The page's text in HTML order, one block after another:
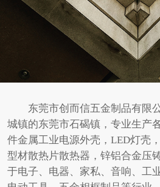
东莞市创而信五金制品有限
城镇的东莞市石碣镇，专业生产
件金属工业电源外壳，LED灯壳
型材散热片散热器，锌铝合金压
于电子、电器、家私、音响、工